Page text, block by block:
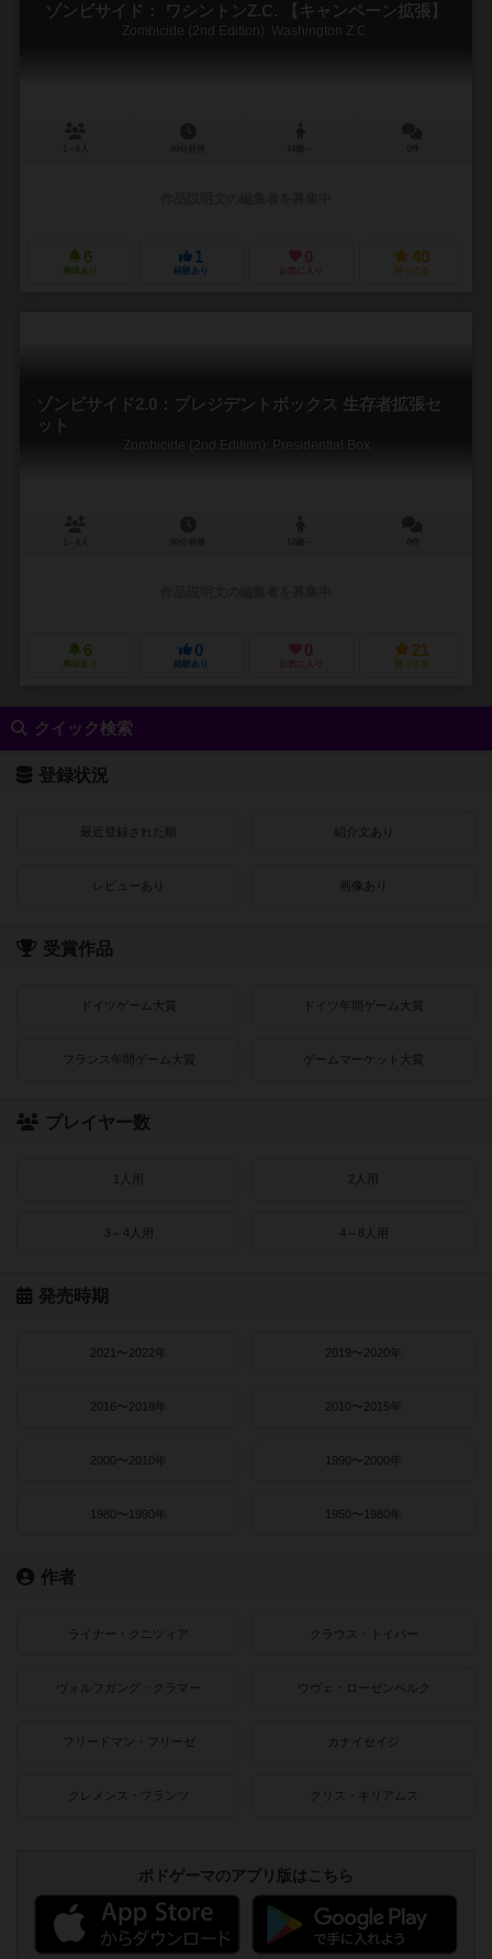
ゾンビサイド： ワシントンZ.C. 【キャンペーン拡張】
Zombicide (2nd Edition): Washington Z.C.
6
興味あり
1
経験あり
0
お気に入り
40
持ってる
ゾンビサイド2.0：プレジデントボックス 生存者拡張セ
ット
Zombicide (2nd Edition): Presidential Box
6
興味あり
0
経験あり
0
お気に入り
21
持ってる
クイック検索
登録状況
最近登録された順 紹介文あり
レビューあり 画像あり
受賞作品
ドイツゲーム大賞 ドイツ年間ゲーム大賞
フランス年間ゲーム大賞 ゲームマーケット大賞
プレイヤー数
1人用 2人用
3～4人用 4～8人用
発売時期
2021〜2022年 2019〜2020年
2016〜2018年 2010〜2015年
2000〜2010年 1990〜2000年
1980〜1990年 1950〜1980年
作者
ライナー・クニツィア クラウス・トイバー
ヴォルフガング・クラマー ウヴェ・ローゼンベルク
フリードマン・フリーゼ カナイセイジ
クレメンス・フランツ クリス・キリアムス
ボドゲーマのアプリ版はこちら